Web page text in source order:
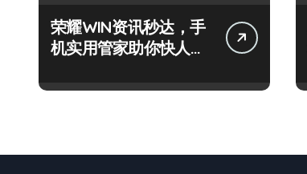
荣耀WIN资讯秒达，手
机实用管家助你快人一